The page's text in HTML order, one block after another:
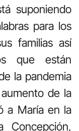
suponiendo
para los
familias así
que están
la pandemia
de la
a María en la
Concepción,